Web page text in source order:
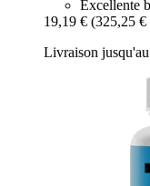
Excellente
19,19 € (325,25 €
Livraison